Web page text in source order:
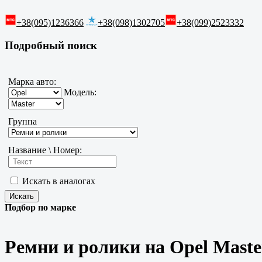
+38(095)1236366 +38(098)1302705 +38(099)2523332
Подробный поиск
Марка авто:
Модель:
Группа
Название \ Номер:
Искать в аналогах
Подбор по марке
Ремни и ролики на Opel